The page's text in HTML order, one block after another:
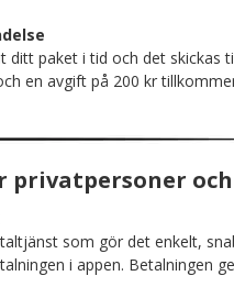
ditt paket i tid och det skickas
en avgift på 200 kr
privatpersoner
som gör det enkelt,
i appen. Betalningen